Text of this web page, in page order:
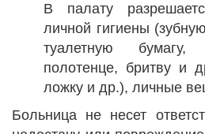
В палату
личной гигиены
туалетную
полотенце, бритву и
ложку и др.), личные
Больница не несет